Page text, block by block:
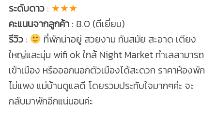
ระดับดาว: ★★★
คะแนนจากลูกค้า: 8.0 (ดีเยี่ยม)
รีวิว:
ที่พักน่าอยู่ สวยงาม ทันสมัย สะอาด เตียง
ใหญ่และนุ่ม wifi ok ใกล้ Night Market ทำเลสามารถ
เข้าเมือง หรือออกนอกตัวเมืองได้สะดวก ราคาห้องพัก
ไม่แพง แม่บ้านดูแลดี โดยรวมประทับใจมากๆค่ะ จะ
กลับมาพักอีกแน่นอนค่ะ